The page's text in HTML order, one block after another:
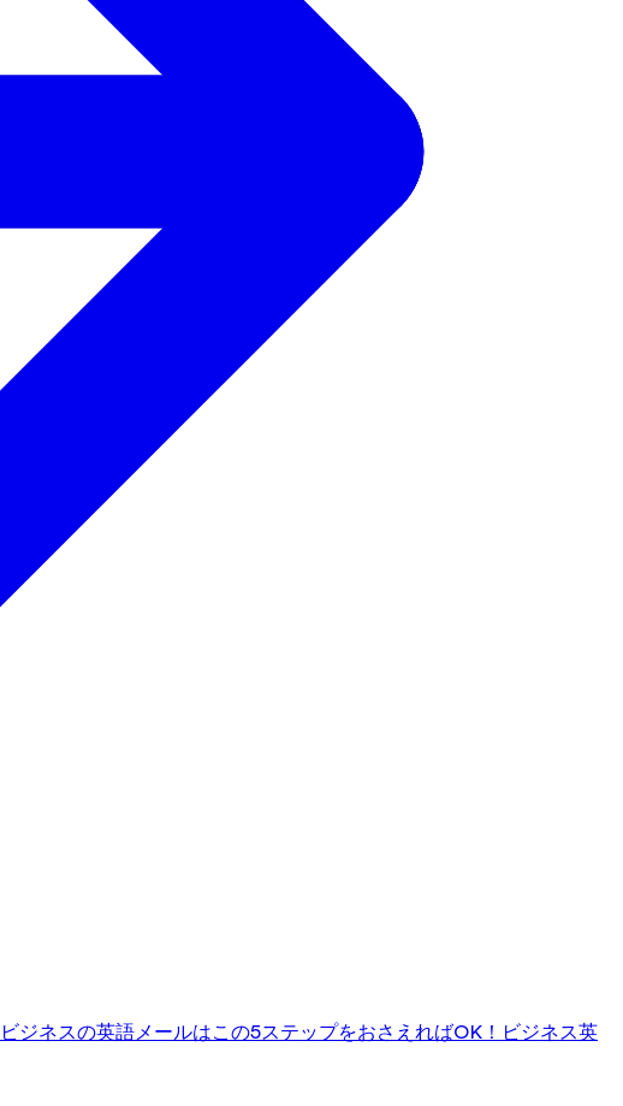
ビジネスの英語メールはこの5ステップをおさえればOK！ ビジネス英